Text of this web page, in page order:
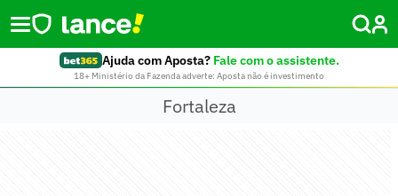
Ajuda com Aposta? Fale com o assistente.
18+ Ministério da Fazenda adverte: Aposta não é investimento
Fortaleza